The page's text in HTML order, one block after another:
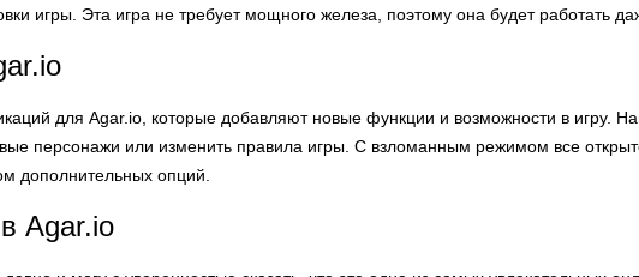
игры. Эта игра не требует мощного железа, поэтому она будет работать
для Agar.io, которые добавляют новые функции и возможности в игру.
персонажи или изменить правила игры. С взломанным режимом все
дополнительных опций.
Agar.io